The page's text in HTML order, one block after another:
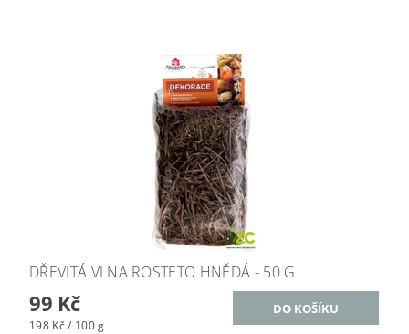
DŘEVITÁ VLNA ROSTETO HNĚDÁ - 50 G
99 Kč
198 Kč / 100 g